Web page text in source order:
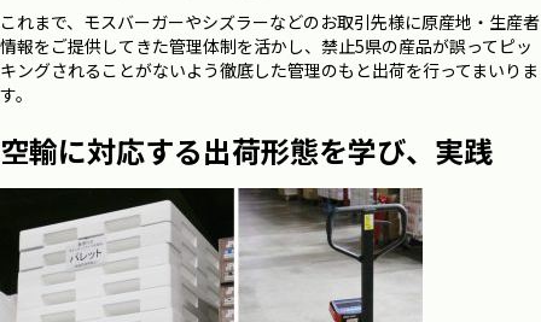
これまで、モスバーガーやシズラーなどのお取引先様に原産地・生産者
情報をご提供してきた管理体制を活かし、禁止5県の産品が誤ってピッ
キングされることがないよう徹底した管理のもと出荷を行ってまいりま
す。
空輸に対応する出荷形態を学び、実践